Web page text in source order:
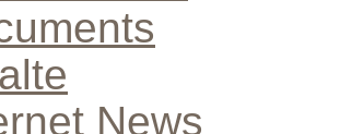
News